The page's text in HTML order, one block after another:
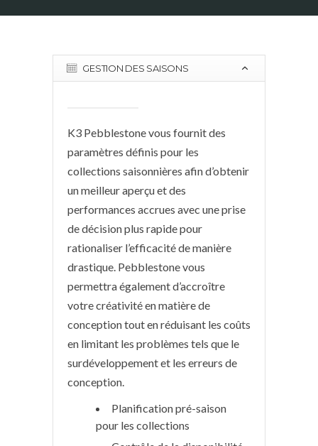
GESTION DES SAISONS
K3 Pebblestone vous fournit des
paramètres définis pour les
collections saisonnières afin d’obtenir
un meilleur aperçu et des
performances accrues avec une prise
de décision plus rapide pour
rationaliser l’efficacité de manière
drastique. Pebblestone vous
permettra également d’accroître
votre créativité en matière de
conception tout en réduisant les coûts
en limitant les problèmes tels que le
surdéveloppement et les erreurs de
conception.
Planification pré-saison
pour les collections